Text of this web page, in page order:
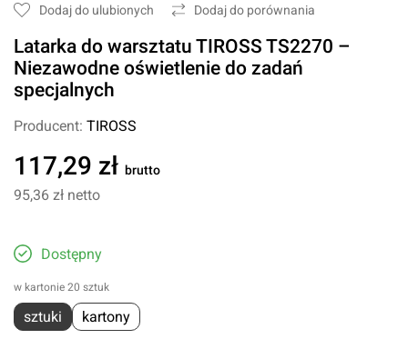
Dodaj do ulubionych Dodaj do porównania
Latarka do warsztatu TIROSS TS2270 –
Niezawodne oświetlenie do zadań
specjalnych
Producent: TIROSS
117,29 zł brutto
95,36 zł netto
Dostępny
w kartonie 20 sztuk
sztuki kartony